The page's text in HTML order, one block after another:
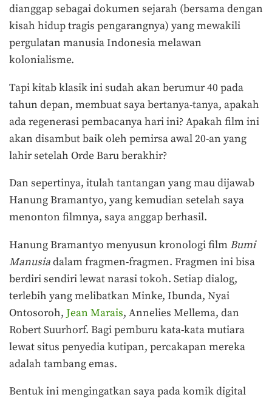
dianggap sebagai dokumen sejarah (bersama dengan
kisah hidup tragis pengarangnya) yang mewakili
pergulatan manusia Indonesia melawan
kolonialisme.
Tapi kitab klasik ini sudah akan berumur 40 pada
tahun depan, membuat saya bertanya-tanya, apakah
ada regenerasi pembacanya hari ini? Apakah film ini
akan disambut baik oleh pemirsa awal 20-an yang
lahir setelah Orde Baru berakhir?
Dan sepertinya, itulah tantangan yang mau dijawab
Hanung Bramantyo, yang kemudian setelah saya
menonton filmnya, saya anggap berhasil.
Hanung Bramantyo menyusun kronologi film Bumi
Manusiadalam fragmen-fragmen. Fragmen ini bisa
berdiri sendiri lewat narasi tokoh. Setiap dialog,
terlebih yang melibatkan Minke, Ibunda, Nyai
Ontosoroh, Jean Marais, Annelies Mellema, dan
Robert Suurhorf. Bagi pemburu kata-kata mutiara
lewat situs penyedia kutipan, percakapan mereka
adalah tambang emas.
Bentuk ini mengingatkan saya pada komik digital